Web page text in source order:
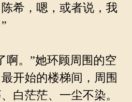
希，嗯，或者说，我
。”她环顾周围的空
开始的楼梯间，周围
白茫茫、一尘不染。